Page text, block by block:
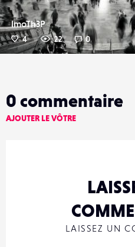
ImoTh3P
4 22 0
0 commentaire
AJOUTER LE VÔTRE
LAISSEZ UN